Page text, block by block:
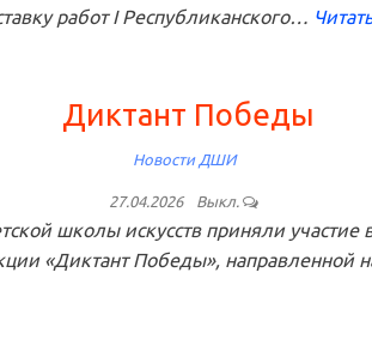
работ I Республиканского…
Диктант Победы
Новости ДШИ
27.04.2026 Выкл.
школы искусств приняли
«Диктант Победы», направленной